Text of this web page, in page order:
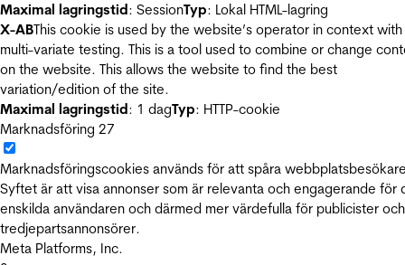
Maximal lagringstid: SessionTyp: Lokal HTML-lagring
X-ABThis cookie is used by the website’s operator in context with
multi-variate testing. This is a tool used to combine or change
on the website. This allows the website to find the best
variation/edition of the site.
Maximal lagringstid: 1 dagTyp: HTTP-cookie
Marknadsföring 27
Marknadsföringscookies används för att spåra
Syftet är att visa annonser som är relevanta och engagerande för
enskilda användaren och därmed mer värdefulla för publicister och
tredjepartsannonsörer.
Meta Platforms, Inc.